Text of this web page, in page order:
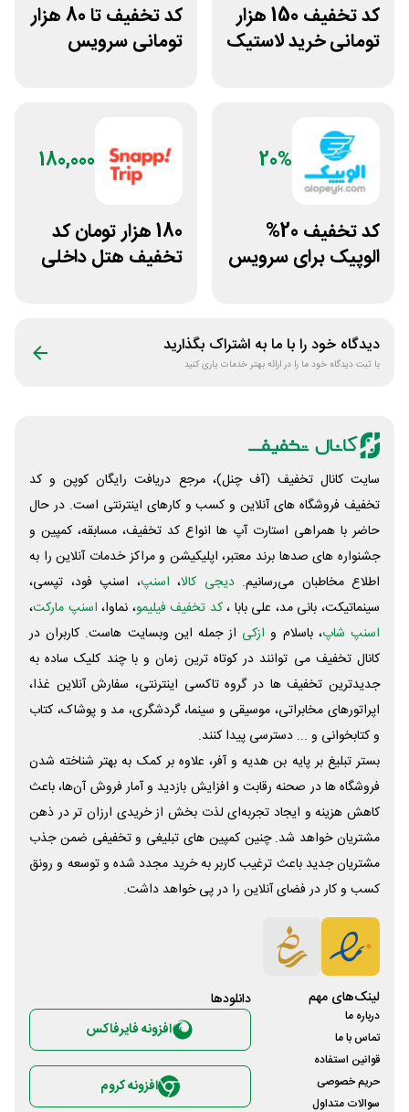
کد تخفیف 150 هزار
تومانی خرید لاستیک
کد تخفیف تا 80 هزار
تومانی سرويس
20%
کد تخفیف 20%
الوپیک برای سرویس
180,000
180 هزار تومان کد
تخفیف هتل داخلی
دیدگاه خود را با ما به اشتراک بگذارید
با ثبت دیدگاه خود ما را در ارائه بهتر خدمات یاری کنید
سایت کانال تخفیف (آف چنل)، مرجع دریافت رایگان کوپن و کد
تخفیف فروشگاه های آنلاین و کسب و‌ کارهای اینترنتی است. در حال
حاضر با همراهی استارت آپ ها انواع کد تخفیف، مسابقه، کمپین و
جشنواره های صدها برند معتبر، اپلیکیشن و مراکز خدمات آنلاین را به
اطلاع مخاطبان می‌رسانیم. دیجی کالا، اسنپ، اسنپ فود، تپسی،
سینماتیکت، بانی مد، علی‌ بابا ،کد تخفیف فیلیمو، نماوا، اسنپ مارکت،
اسنپ شاپ، باسلام و ازکی از جمله این وبسایت ‌هاست. کاربران در
کانال تخفیف می توانند در کوتاه ترین زمان و با چند کلیک ساده به
جدیدترین تخفیف ها در گروه تاکسی اینترنتی، سفارش آنلاین غذا،
اپراتورهای مخابراتی، موسیقی و سینما، گردشگری، مد و پوشاک، کتاب
و کتابخوانی و ... دسترسی پیدا کنند.
بستر تبلیغ بر پایه بن هدیه و آفر، علاوه بر کمک به بهتر شناخته شدن
فروشگاه ها در صحنه رقابت و افزایش بازدید و آمار فروش آن‌ها، باعث
کاهش هزینه و ایجاد تجربه‌ای لذت بخش از خریدی ارزان تر در ذهن
مشتریان خواهد شد. چنین کمپین های تبلیغی و تخفیفی ضمن جذب
مشتریان جدید باعث ترغیب کاربر به خرید مجدد شده و توسعه و رونق
کسب و کار در فضای آنلاین را در پی خواهد داشت.
لینک‌های مهم
درباره ما
تماس با ما
قوانین استفاده
حریم خصوصی
سوالات متداول
دانلود‌ها
افزونه فایرفاکس
افزونه کروم